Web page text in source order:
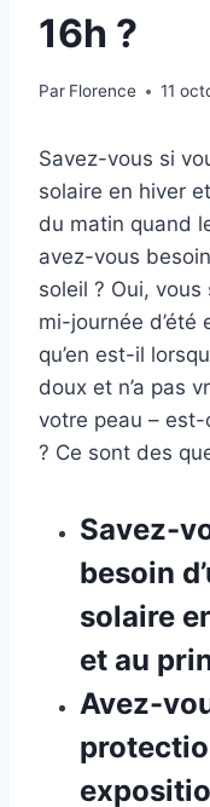
16h ?
Par Florence 11
Savez-vous si
solaire en hiver
du matin quand
avez-vous
soleil ? Oui,
mi-journée d’été
qu’en est-il
doux et n’a pas
votre peau –
? Ce sont des
Savez-
besoin
solaire
et au
Avez-